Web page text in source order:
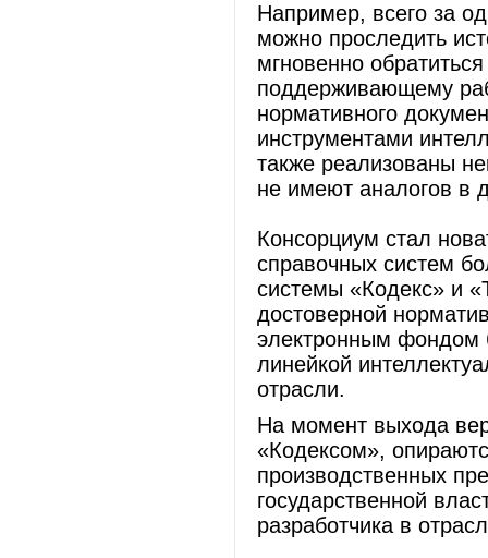
Например, всего за
можно проследить
мгновенно
поддерживающему
нормативного
инструментами
также реализованы
не имеют аналогов в
Консорциум стал
справочных систем
системы «Кодекс» и
достоверной
электронным фондом
линейкой
отрасли.
На момент выхода
«Кодексом»,
производственных
государственной
разработчика в